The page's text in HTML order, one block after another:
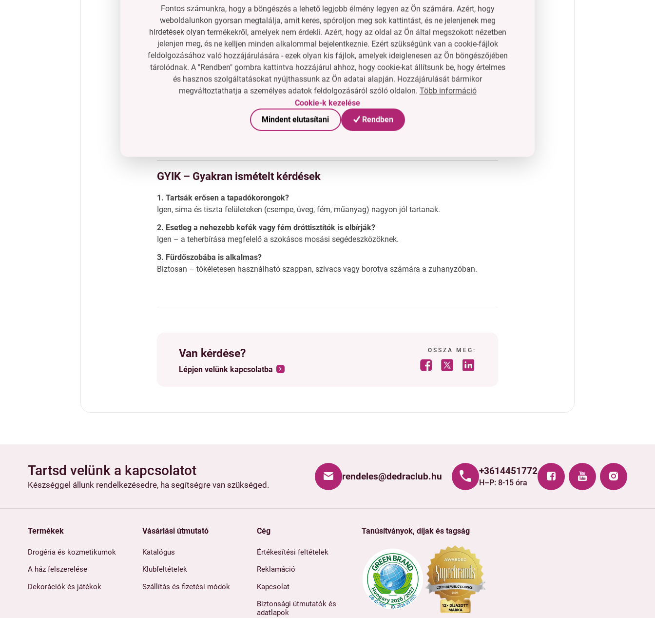
Műszaki paraméterek
Anyag:műanyag + szilikon
Méretek:szé 14,5 × mé 5,5 × mag 8,5 cm
Rögzítés: 2 × tapadókorong sima felületekre
Használati tippek
közvetlenül a mosogatóba vagy a felette lévő csempére
szivacsok, dróttisztítók, kefék vagy mini flakon edénytisztítóhoz
GYIK – Gyakran ismételt kérdések
1. Tartsák erősen a tapadókorongok?
Igen, sima és tiszta felületeken (csempe, üveg, fém, műanyag) nagyon jól tartanak.
2. Esetleg a nehezebb kefék vagy fém dróttisztítók is elbírják?
Igen – a teherbírása megfelelő a szokásos mosási segédeszközöknek.
3. Fürdőszobába is alkalmas?
Biztosan – tökéletesen használható szappan, szivacs vagy borotva számára a zuhanyzóban.
Van kérdése?
Lépjen velünk kapcsolatba
OSSZA MEG:
Tartsd velünk a kapcsolatot
Készséggel állunk rendelkezésedre, ha segítségre van szükséged.
rendeles@dedraclub.hu +3614451772
H–P: 8-15 óra
Termékek
Drogéria és kozmetikumok
A ház felszerelése
Dekorációk és játékok
Vásárlási útmutató
Katalógus
Klubfeltételek
Szállítás és fizetési módok
Cég
Értékesítési feltételek
Reklamáció
Kapcsolat
Biztonsági útmutatók és
adatlapok
Tanúsítványok, díjak és tagság
Fontos számunkra, hogy a böngészés a lehető legjobb élmény legyen az Ön számára. Azért, hogy
weboldalunkon gyorsan megtalálja, amit keres, spóroljon meg sok kattintást, és ne jelenjenek meg
hirdetések olyan termékekről, amelyek nem érdekli. Azért, hogy az oldal az Ön által megszokott nézetben
jelenjen meg, és ne kelljen minden alkalommal bejelentkeznie. Ezért szükségünk van a cookie-fájlok
feldolgozásához való hozzájárulására - ezek olyan kis fájlok, amelyek ideiglenesen az Ön böngészőjében
tárolódnak. A "Rendben" gombra kattintva hozzájárul ahhoz, hogy cookie-kat állítsunk be, hogy értelmes
és hasznos szolgáltatásokat nyújthassunk az Ön adatai alapján. Hozzájárulását bármikor
megváltoztathatja a személyes adatok feldolgozásáról szóló oldalon. Több információ
Cookie-k kezelése
Mindent elutasítani Rendben